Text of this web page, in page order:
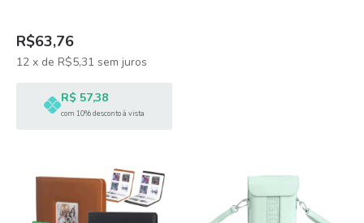
R$63,76
12 x de R$5,31 sem juros
R$ 57,38
com 10% desconto à vista